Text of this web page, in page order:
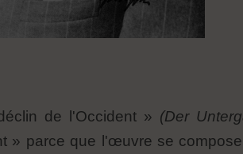
de l'Occident » (Der
» parce que l'œuvre se